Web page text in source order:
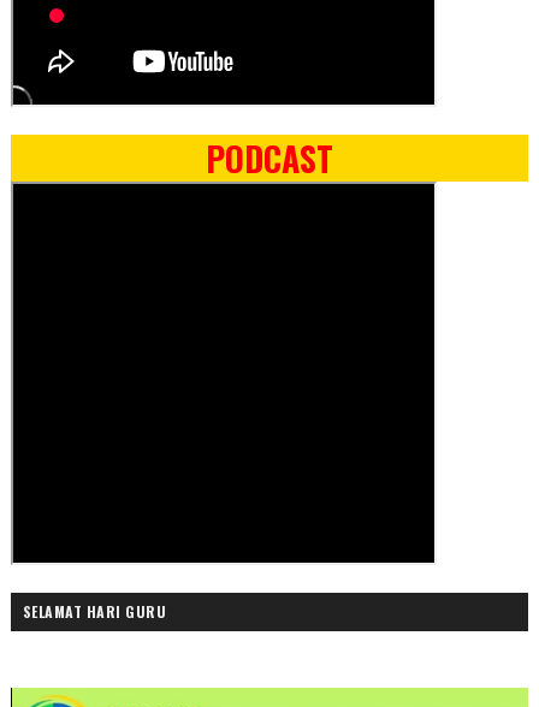
PODCAST
SELAMAT HARI GURU